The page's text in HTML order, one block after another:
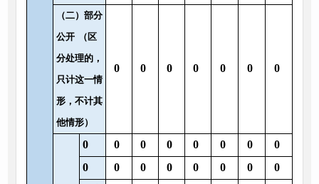
（二）部分
公开
（区
分处理的，
只计这一情
形，不计其
他情形）
0 0 0 0 0 0 0
0 0 0 0 0 0 0
0
0
0 0 0 0 0 0 0